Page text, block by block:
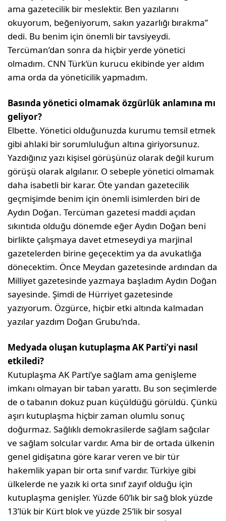
ama gazetecilik bir meslektir. Ben yazılarını
okuyorum, beğeniyorum, sakın yazarlığı bırakma”
dedi. Bu benim için önemli bir tavsiyeydi.
Tercüman’dan sonra da hiçbir yerde yönetici
olmadım. CNN Türk’ün kurucu ekibinde yer aldım
ama orda da yöneticilik yapmadım.
Basında yönetici olmamak özgürlük anlamına mı
geliyor?
Elbette. Yönetici olduğunuzda kurumu temsil etmek
gibi ahlaki bir sorumluluğun altına giriyorsunuz.
Yazdığınız yazı kişisel görüşünüz olarak değil kurum
görüşü olarak algılanır. O sebeple yönetici olmamak
daha isabetli bir karar. Öte yandan gazetecilik
geçmişimde benim için önemli isimlerden biri de
Aydın Doğan. Tercüman gazetesi maddi açıdan
sıkıntıda olduğu dönemde eğer Aydın Doğan beni
birlikte çalışmaya davet etmeseydi ya marjinal
gazetelerden birine geçecektim ya da avukatlığa
dönecektim. Önce Meydan gazetesinde ardından da
Milliyet gazetesinde yazmaya başladım Aydın Doğan
sayesinde. Şimdi de Hürriyet gazetesinde
yazıyorum. Özgürce, hiçbir etki altında kalmadan
yazılar yazdım Doğan Grubu’nda.
Medyada oluşan kutuplaşma AK Parti’yi nasıl
etkiledi?
Kutuplaşma AK Parti’ye sağlam ama genişleme
imkanı olmayan bir taban yarattı. Bu son seçimlerde
de o tabanın dokuz puan küçüldüğü görüldü. Çünkü
aşırı kutuplaşma hiçbir zaman olumlu sonuç
doğurmaz. Sağlıklı demokrasilerde sağlam sağcılar
ve sağlam solcular vardır. Ama bir de ortada ülkenin
genel gidişatına göre karar veren ve bir tür
hakemlik yapan bir orta sınıf vardır. Türkiye gibi
ülkelerde ne yazık ki orta sınıf zayıf olduğu için
kutuplaşma genişler. Yüzde 60’lık bir sağ blok yüzde
13’lük bir Kürt blok ve yüzde 25’lik bir sosyal